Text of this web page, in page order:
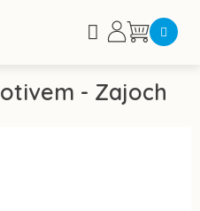
Nákupní
- Zajoch